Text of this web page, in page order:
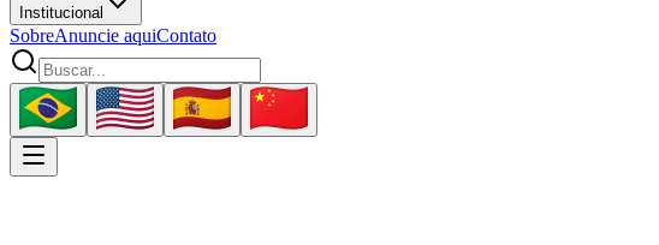
Institucional
SobreAnuncie aquiContato